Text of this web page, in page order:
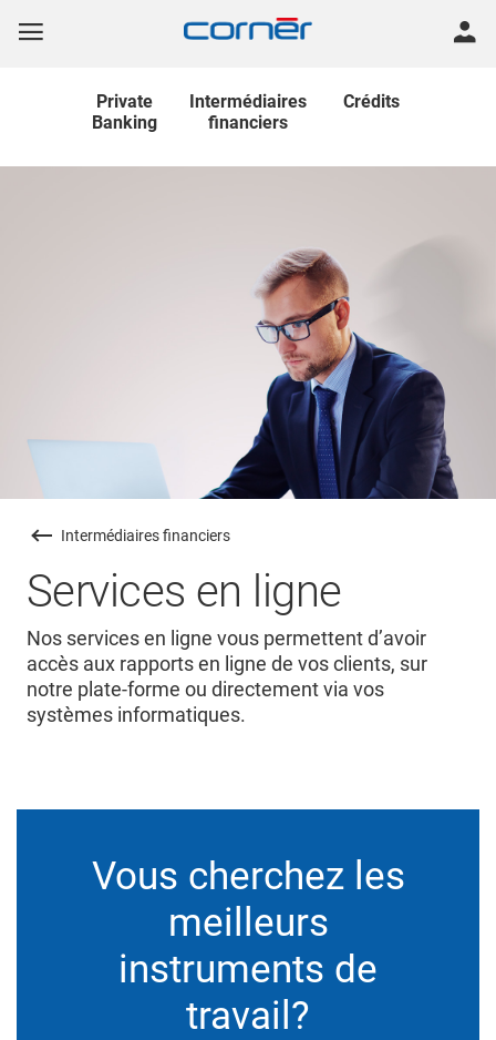
Private
Banking
Intermédiaires
financiers
Crédits
Intermédiaires financiers
Services en ligne
Nos services en ligne vous permettent d’avoir
accès aux rapports en ligne de vos clients, sur
notre plate-forme ou directement via vos
systèmes informatiques.
Vous cherchez les
meilleurs
instruments de
travail?